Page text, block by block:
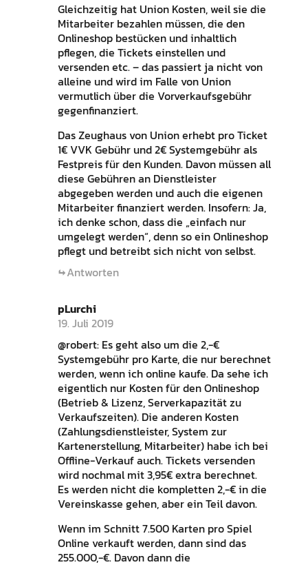
Gleichzeitig hat Union Kosten, weil sie die
Mitarbeiter bezahlen müssen, die den
Onlineshop bestücken und inhaltlich
pflegen, die Tickets einstellen und
versenden etc. – das passiert ja nicht von
alleine und wird im Falle von Union
vermutlich über die Vorverkaufsgebühr
gegenfinanziert.
Das Zeughaus von Union erhebt pro Ticket
1€ VVK Gebühr und 2€ Systemgebühr als
Festpreis für den Kunden. Davon müssen all
diese Gebühren an Dienstleister
abgegeben werden und auch die eigenen
Mitarbeiter finanziert werden. Insofern: Ja,
ich denke schon, dass die „einfach nur
umgelegt werden“, denn so ein Onlineshop
pflegt und betreibt sich nicht von selbst.
Antworten
pLurchi
19. Juli 2019
@robert: Es geht also um die 2,-€
Systemgebühr pro Karte, die nur berechnet
werden, wenn ich online kaufe. Da sehe ich
eigentlich nur Kosten für den Onlineshop
(Betrieb & Lizenz, Serverkapazität zu
Verkaufszeiten). Die anderen Kosten
(Zahlungsdienstleister, System zur
Kartenerstellung, Mitarbeiter) habe ich bei
Offline-Verkauf auch. Tickets versenden
wird nochmal mit 3,95€ extra berechnet.
Es werden nicht die kompletten 2,-€ in die
Vereinskasse gehen, aber ein Teil davon.
Wenn im Schnitt 7.500 Karten pro Spiel
Online verkauft werden, dann sind das
255.000,-€. Davon dann die